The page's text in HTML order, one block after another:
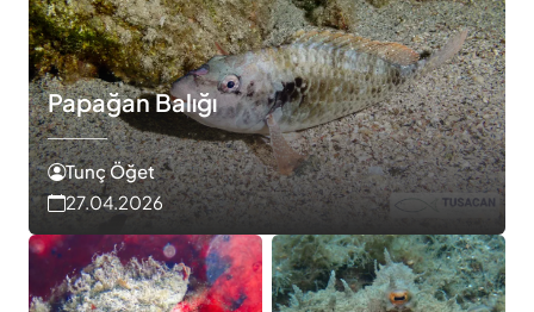
Papağan Balığı
Tunç Öğet
27.04.2026